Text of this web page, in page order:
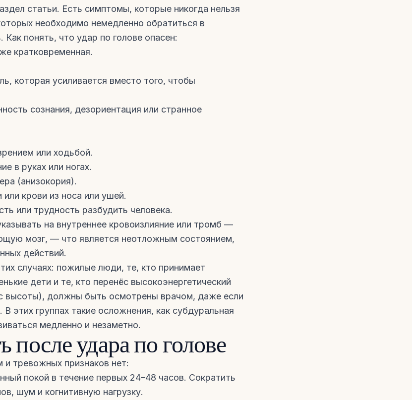
статьи. Есть симптомы, которые никогда нельзя
необходимо немедленно обратиться в
понять, что удар по голове опасен:
кратковременная.
которая усиливается вместо того, чтобы
сознания, дезориентация или странное
или ходьбой.
в руках или ногах.
(анизокория).
крови из носа или ушей.
или трудность разбудить человека.
на внутреннее кровоизлияние или тромб —
мозг, — что является неотложным состоянием,
действий.
случаях: пожилые люди, те, кто принимает
дети и те, кто перенёс высокоэнергетический
высоты), должны быть осмотрены врачом, даже если
В этих группах такие осложнения, как субдуральная
медленно и незаметно.
после удара по голове
и тревожных признаков нет:
покой в течение первых 24–48 часов. Сократить
шум и когнитивную нагрузку.